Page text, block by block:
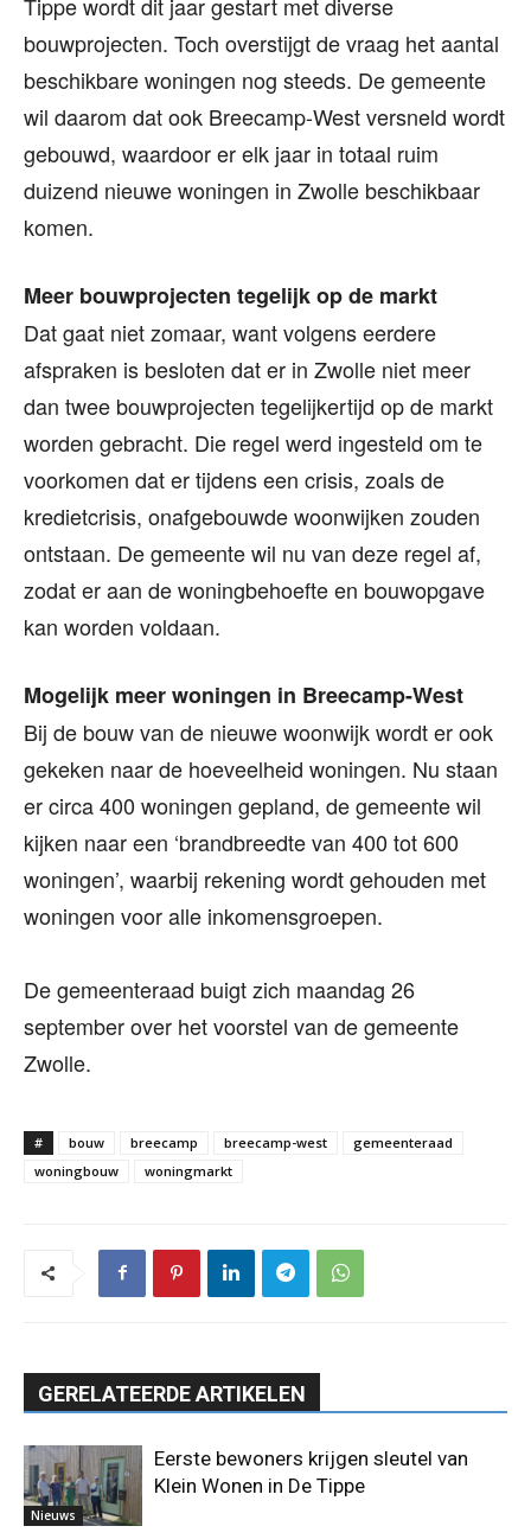
bouwprojecten. Toch overstijgt de vraag het aantal
beschikbare woningen nog steeds. De gemeente
wil daarom dat ook Breecamp-West versneld wordt
gebouwd, waardoor er elk jaar in totaal ruim
duizend nieuwe woningen in Zwolle beschikbaar
komen.
Meer bouwprojecten tegelijk op de markt
Dat gaat niet zomaar, want volgens eerdere
afspraken is besloten dat er in Zwolle niet meer
dan twee bouwprojecten tegelijkertijd op de markt
worden gebracht. Die regel werd ingesteld om te
voorkomen dat er tijdens een crisis, zoals de
kredietcrisis, onafgebouwde woonwijken zouden
ontstaan. De gemeente wil nu van deze regel af,
zodat er aan de woningbehoefte en bouwopgave
kan worden voldaan.
Mogelijk meer woningen in Breecamp-West
Bij de bouw van de nieuwe woonwijk wordt er ook
gekeken naar de hoeveelheid woningen. Nu staan
er circa 400 woningen gepland, de gemeente wil
kijken naar een ‘brandbreedte van 400 tot 600
woningen’, waarbij rekening wordt gehouden met
woningen voor alle inkomensgroepen.
De gemeenteraad buigt zich maandag 26
september over het voorstel van de gemeente
Zwolle.
# bouw breecamp breecamp-west
gemeenteraad
woningbouw
woningmarkt
GERELATEERDE ARTIKELEN
Nieuws
Eerste bewoners krijgen sleutel van
Klein Wonen in De Tippe